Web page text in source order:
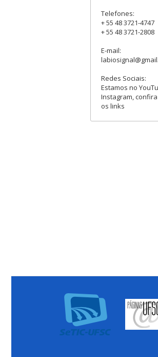
Telefones:
+ 55 48 3721-4747
+ 55 48 3721-2808
E-mail:
Redes Sociais:
Estamos no
Instagram,
os links